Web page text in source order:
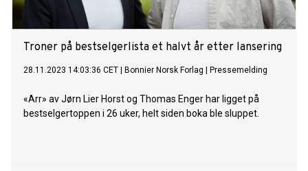
Troner på bestselgerlista et halvt år etter lansering
28.11.2023 14:03:36 CET Bonnier Norsk Forlag Pressemelding
«Arr» av Jørn Lier Horst og Thomas Enger har ligget på
bestselgertoppen i 26 uker, helt siden boka ble sluppet.